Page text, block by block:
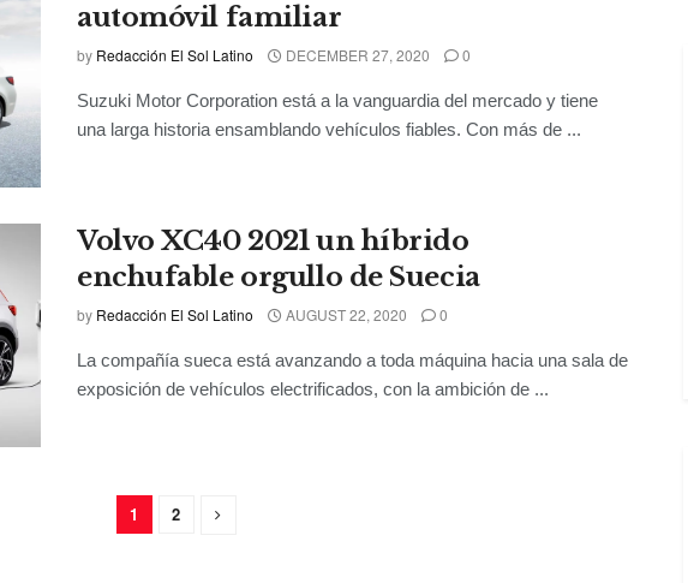
automóvil familiar
by Redacción El Sol Latino DECEMBER 27, 2020 0
Suzuki Motor Corporation está a la vanguardia del mercado y tiene
una larga historia ensamblando vehículos fiables. Con más de ...
Volvo XC40 2021 un híbrido
enchufable orgullo de Suecia
by Redacción El Sol Latino AUGUST 22, 2020 0
La compañía sueca está avanzando a toda máquina hacia una sala de
exposición de vehículos electrificados, con la ambición de ...
1 2